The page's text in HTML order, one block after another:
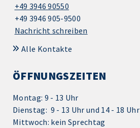
+49 3946 90550
+49 3946 905-9500
Nachricht schreiben
Alle Kontakte
ÖFFNUNGSZEITEN
Montag: 9 - 13 Uhr
Dienstag: 9 - 13 Uhr und 14 - 18 Uhr
Mittwoch: kein Sprechtag